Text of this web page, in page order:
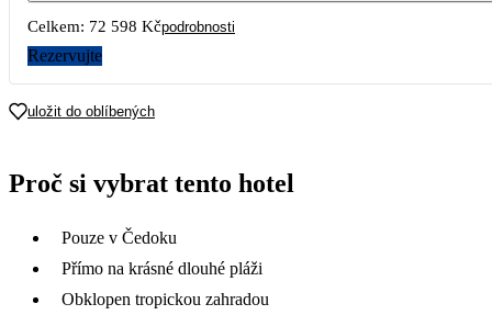
Celkem: 72 598 Kčpodrobnosti
Rezervujte
uložit do oblíbených
Proč si vybrat tento hotel
Pouze v Čedoku
Přímo na krásné dlouhé pláži
Obklopen tropickou zahradou